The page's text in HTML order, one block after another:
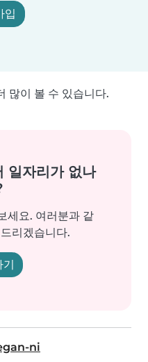
입
많이 볼 수 있습니다.
일자리가 없나
세요. 여러분과 같
리겠습니다.
기
ni